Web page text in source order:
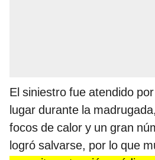
El siniestro fue atendido
lugar durante la
focos de calor y un gran
logró salvarse, por lo que